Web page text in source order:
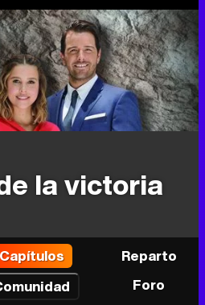
la victoria
Capítulos
Reparto
Foro